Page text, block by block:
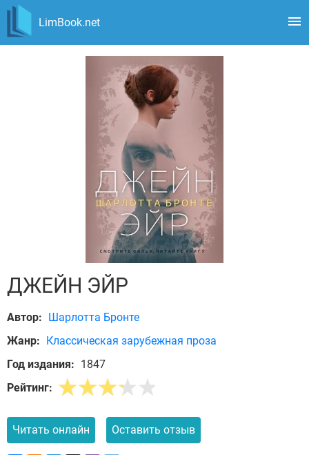
LimBook.net
ДЖЕЙН ЭЙР
Автор: Шарлотта Бронте
Жанр: Классическая зарубежная проза
Год издания: 1847
Рейтинг:
Читать онлайн Оставить отзыв